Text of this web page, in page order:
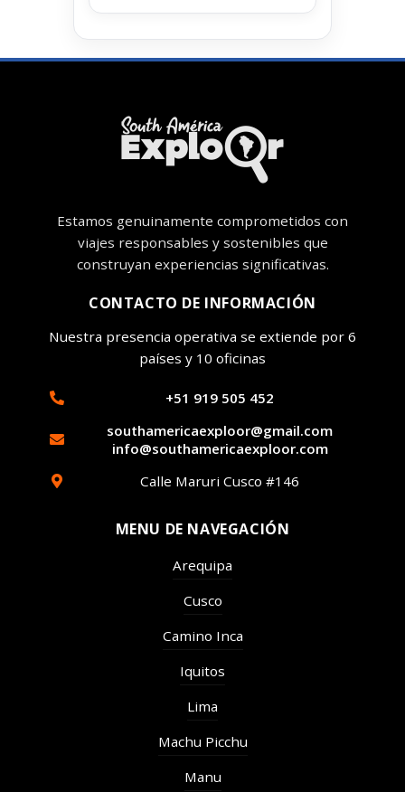
Estamos genuinamente comprometidos con
viajes responsables y sostenibles que
construyan experiencias significativas.
CONTACTO DE INFORMACIÓN
Nuestra presencia operativa se extiende por 6
países y 10 oficinas
+51 919 505 452
southamericaexploor@gmail.com
info@southamericaexploor.com
Calle Maruri Cusco #146
MENU DE NAVEGACIÓN
Arequipa
Cusco
Camino Inca
Iquitos
Lima
Machu Picchu
Manu